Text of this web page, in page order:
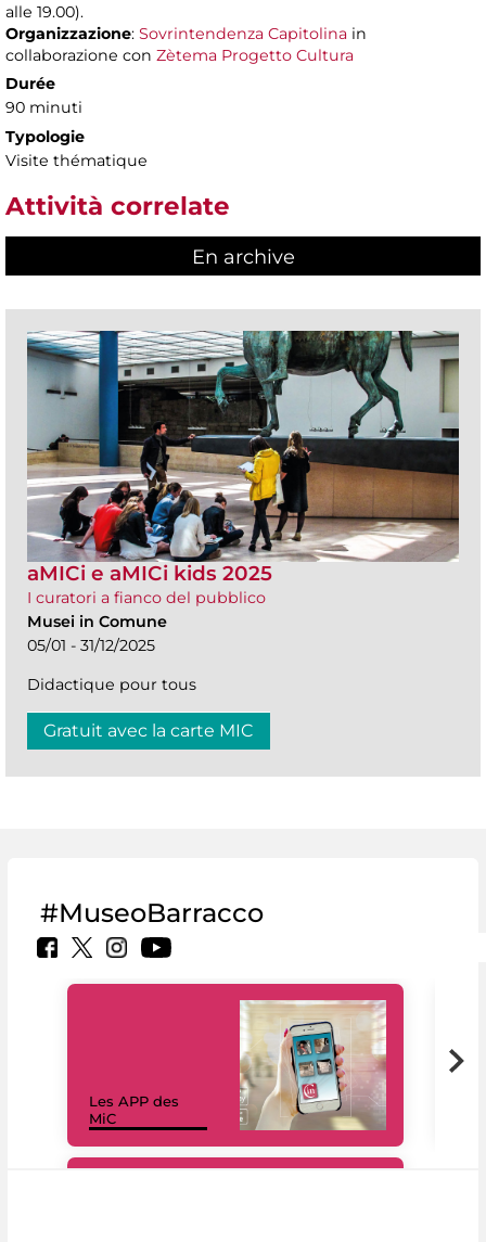
alle 19.00).
Organizzazione: Sovrintendenza Capitolina in
collaborazione con Zètema Progetto Cultura
Durée
90 minuti
Typologie
Visite thématique
Attività correlate
En archive
aMICi e aMICi kids 2025
I curatori a fianco del pubblico
Musei in Comune
05/01 - 31/12/2025
Didactique pour tous
Gratuit avec la carte MIC
#MuseoBarracco
Les APP des
MiC